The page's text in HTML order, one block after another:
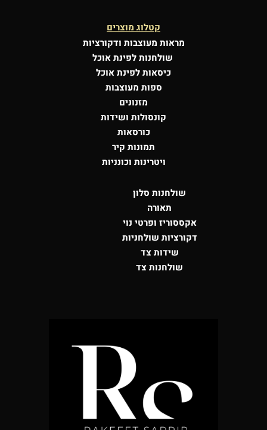
קטלוג מוצרים
מראות מעוצבות ודקורציות
שולחנות לפינת אוכל
כיסאות לפינת אוכל
ספות מעוצבות
מזנונים
קונסולות ושידות
כורסאות
תמונות קיר
ויטרינות וכונניות
שולחנות סלון
תאורה
אקססוריז ופרטי נוי
דקורציות שולחניות
שידות צד
שולחנות צד